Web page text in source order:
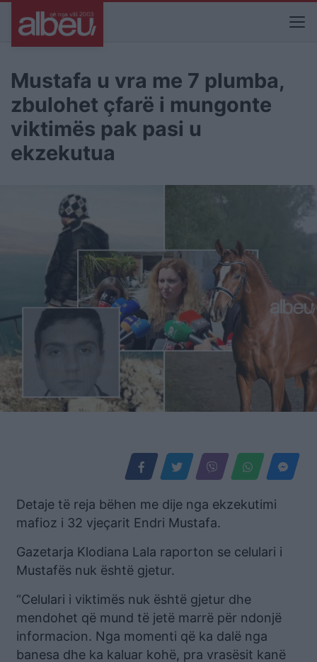
Mustafa u vra me 7 plumba,
zbulohet çfarë i mungonte
viktimës pak pasi u
ekzekutua
Detaje të reja bëhen me dije nga ekzekutimi
mafioz i 32 vjeçarit Endri Mustafa.
Gazetarja Klodiana Lala raporton se celulari i
Mustafës nuk është gjetur.
“Celulari i viktimës nuk është gjetur dhe
mendohet që mund të jetë marrë për ndonjë
informacion. Nga momenti që ka dalë nga
banesa dhe ka kaluar kohë, pra vrasësit kanë